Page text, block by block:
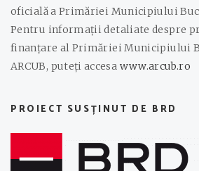
oficială a Primăriei Municipiului
Pentru informații detaliate despre
finanțare al Primăriei Municipiului
ARCUB, puteți accesa www.arcub.ro
PROIECT SUSȚINUT DE BRD